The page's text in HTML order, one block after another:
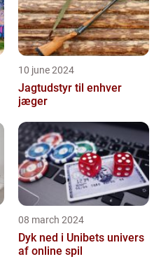
10 june 2024
Jagtudstyr til enhver
jæger
08 march 2024
Dyk ned i Unibets univers
af online spil